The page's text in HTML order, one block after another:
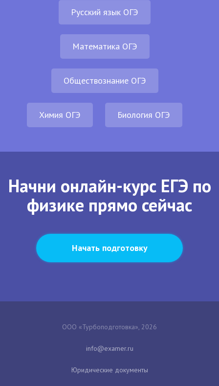
Русский язык ОГЭ
Математика ОГЭ
Обществознание ОГЭ
Химия ОГЭ Биология ОГЭ
Начни онлайн-курс ЕГЭ по
физике прямо сейчас
Начать подготовку
ООО «Турбоподготовка», 2026
Юридические документы